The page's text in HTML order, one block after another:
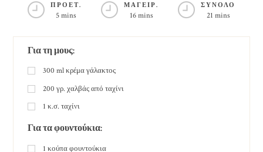
ΠΡΟΕΤ.
5 mins
ΜΑΓΕΙΡ.
16 mins
ΣΥΝΟΛΟ
21 mins
Για τη μους:
300 ml κρέμα γάλακτος
200 γρ. χαλβάς από ταχίνι
1 κ.σ. ταχίνι
Για τα φουντούκια:
1 κούπα φουντούκια